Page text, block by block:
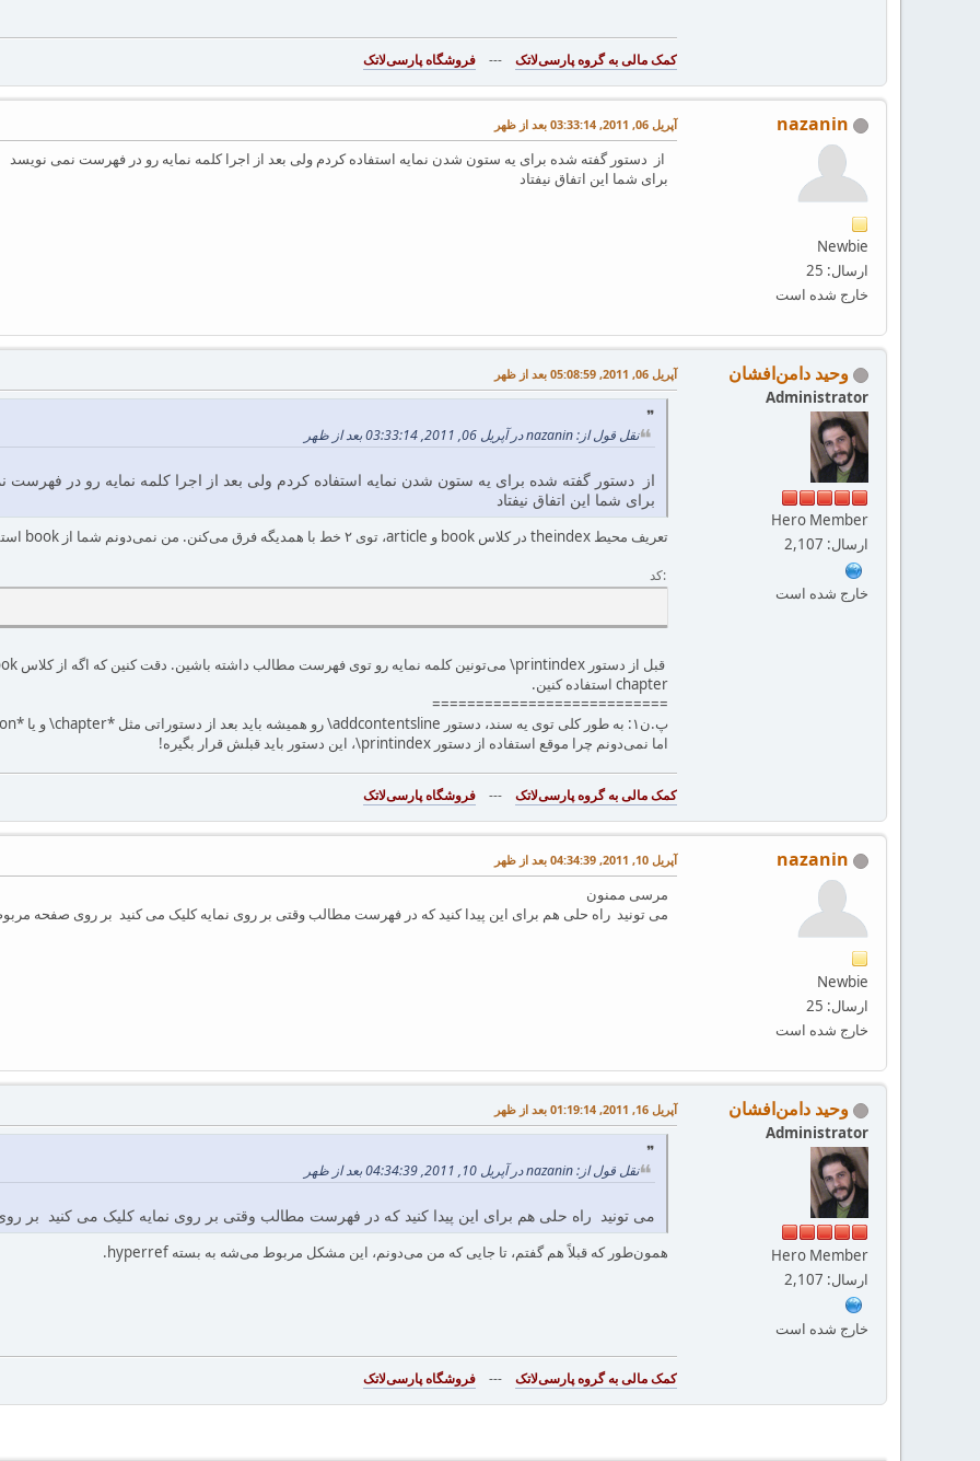
--- فروشگاه پارسی‌لاتک‎
nazanin
Newbie
ارسال: 25
خارج شده است
آپریل 06, 2011, 03:33:14 بعد از ظهر
از دستور گفته شده برای یه ستون شدن نمایه استفاده کردم ولی بعد از اجرا کلمه نمایه رو در فهرست نمی نویسد
برای شما این اتفاق نیفتاد
وحید دامن‌افشان
Administrator
Hero Member
ارسال: 2,107
خارج شده است
آپریل 06, 2011, 05:08:59 بعد از ظهر
نقل قول از: nazanin در آپریل 06, 2011, 03:33:14 بعد از ظهر
از دستور گفته شده برای یه ستون شدن نمایه استفاده کردم ولی بعد از اجرا کلمه نمایه رو در فهرست
برای شما این اتفاق نیفتاد
تعریف محیط ‎theindex‎ در کلاس ‎book‎ و ‎article‎‏، توی ۲ خط با همدیگه فرق می‌کنن. من نمی‌دونم شما از ‎book‎ استفاده می‌کنین یا ‎article‎. به هر حال با اضافه کردن دستور ‎
کد
‎chapter‎ استفاده کنین.
===========================
اما نمی‌دونم چرا موقع استفاده از دستور ‎\printindex‎‏، این دستور باید قبلش قرار بگیره!
--- فروشگاه پارسی‌لاتک‎
nazanin
Newbie
ارسال: 25
خارج شده است
آپریل 10, 2011, 04:34:39 بعد از ظهر
مرسی ممنون
می تونید راه حلی هم برای این پیدا کنید که در فهرست مطالب وقتی بر روی نمایه کلیک می کنید بر روی صفحه
وحید دامن‌افشان
Administrator
Hero Member
ارسال: 2,107
خارج شده است
آپریل 16, 2011, 01:19:14 بعد از ظهر
نقل قول از: nazanin در آپریل 10, 2011, 04:34:39 بعد از ظهر
می تونید راه حلی هم برای این پیدا کنید که در فهرست مطالب وقتی بر روی نمایه کلیک می کنید بر
همون‌طور که قبلاً هم گفتم، تا جایی که من می‌دونم، این مشکل مربوط می‌شه به بسته hyperref.
--- فروشگاه پارسی‌لاتک‎